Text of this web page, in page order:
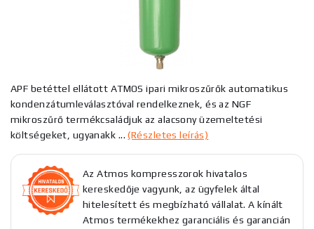
APF betéttel ellátott ATMOS ipari mikroszűrők automatikus
kondenzátumleválasztóval rendelkeznek, és az NGF
mikroszűrő termékcsaládjuk az alacsony üzemeltetési
költségeket, ugyanakk ...(Részletes leírás)
Az Atmos kompresszorok hivatalos
kereskedője vagyunk, az ügyfelek által
hitelesített és megbízható vállalat. A kínált
Atmos termékekhez garanciális és garancián